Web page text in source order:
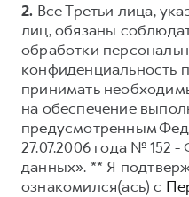
2. Все Третьи лица,
лиц, обязаны
обработки
конфиденциальность
принимать
на обеспечение
предусмотренным
27.07.2006 года № 152
данных». ** Я
ознакомился(ась) с